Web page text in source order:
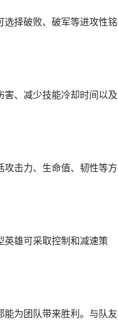
择破败、破军等进攻性铭
、减少技能冷却时间以及
击力、生命值、韧性等方
英雄可采取控制和减速策
为团队带来胜利。与队友